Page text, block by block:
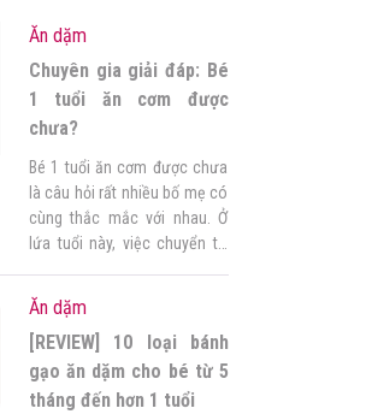
Ăn dặm
Chuyên gia giải đáp: Bé
1 tuổi ăn cơm được
chưa?
Bé 1 tuổi ăn cơm được chưa
là câu hỏi rất nhiều bố mẹ có
cùng thắc mắc với nhau. Ở
lứa tuổi này, việc chuyển từ
dàng chút nào. Khi bé đang
quen với việc ăn cháo – một
loại thức ăn sệt, nát – thì ăn
cơm […]
Ăn dặm
[REVIEW] 10 loại bánh
gạo ăn dặm cho bé từ 5
tháng đến hơn 1 tuổi